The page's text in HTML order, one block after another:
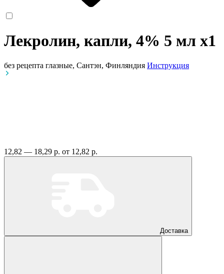
Лекролин, капли, 4% 5 мл x1
без рецепта глазные, Сантэн, Финляндия Инструкция
12,82 — 18,29 р. от 12,82 р.
Доставка